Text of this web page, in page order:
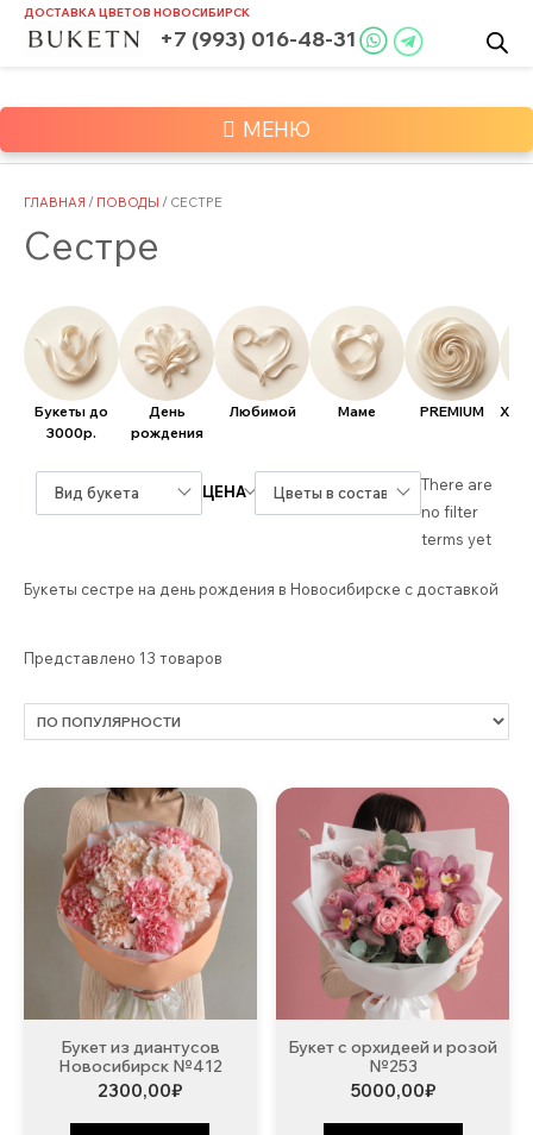
SkipДОСТАВКА ЦВЕТОВ НОВОСИБИРСК
+7 (993) 016-48-31
МЕНЮ
ГЛАВНАЯ / ПОВОДЫ / СЕСТРЕ
Сестре
Букеты до
3000р.
День
рождения
Любимой Маме PREMIUM
Вид букета ЦЕНА Цветы в составе
There are
no filter
terms yet
Букеты сестре на день рождения в Новосибирске с доставкой
Представлено 13 товаров
Букет из диантусов
Новосибирск №412
2300,00₽
Букет с орхидеей и розой
№253
5000,00₽